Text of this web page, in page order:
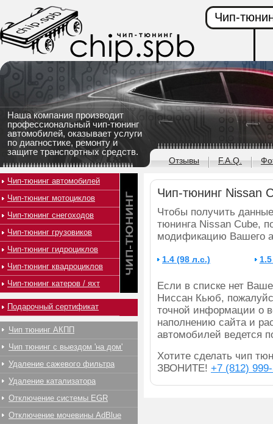
Наша компания производит
профессиональный чип-тюнинг
автомобилей, оказывает услуги
по диагностике, ремонту и
защите транспортных средств.
Чип-
Отзывы F.A.Q.
Чип-тюнинг Nissan
Чтобы получить
тюнинга Nissan Cube,
модификацию Вашего
1.4 (98 л.с.)
Если в списке нет
Ниссан Кьюб,
точной информации о
наполнению сайта и
автомобилей ведется
Хотите сделать чип
ЗВОНИТЕ! +7 (812)
Чип-тюнинг автомобилей
Чип-тюнинг мотоциклов
Чип-тюнинг снегоходов
Чип-тюнинг грузовиков
Чип-тюнинг гидроциклов
Чип-тюнинг квадроциклов
Чип-тюнинг катеров / яхт
Подарочный сертификат
Чип тюнинг АКПП
Чип тюнинг с выездом 'на дом'
Удаление сажевого фильтра
Удаление катализатора
Отключение системы EGR
Отключение мочевины AdBlue